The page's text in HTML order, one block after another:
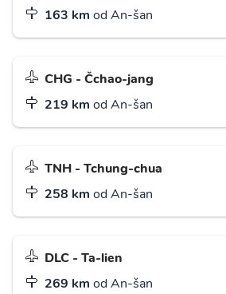
163 km od An-šan
CHG - Čchao-jang
219 km od An-šan
TNH - Tchung-chua
258 km od An-šan
DLC - Ta-lien
269 km od An-šan